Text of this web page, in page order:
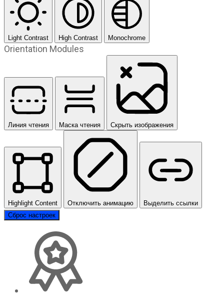
Light Contrast High Contrast Monochrome
Orientation Modules
Линия чтения Маска чтения Скрыть изображения
Highlight Content Отключить анимацию
Выделить ссылки
Сброс настроек